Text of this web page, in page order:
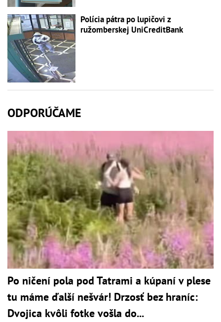
Polícia pátra po lupičovi z
ružomberskej UniCreditBank
ODPORÚČAME
Po ničení pola pod Tatrami a kúpaní v plese
tu máme ďalší nešvár! Drzosť bez hraníc:
Dvojica kvôli fotke vošla do...